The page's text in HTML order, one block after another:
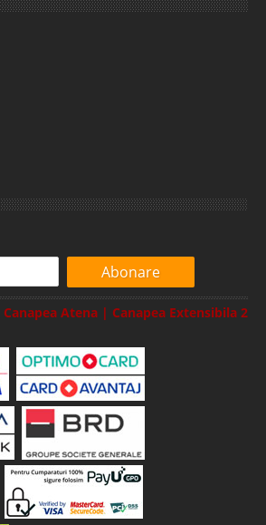
Abonare
Canapea Atena | Canapea Extensibila 2